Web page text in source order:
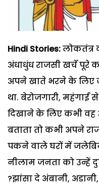
Hindi Stories:लोकतंत्र
अंधाधुंध राजसी खर्चे
अपने खाते भरने के लिए
था. बेरोजगारी, महंगाई
दिखाने के लिए कभी वह
बताता तो कभी अपने
पकने वाले घरों में
नीलाम जनता को उन्हें
?झांसा दे अंबानी,